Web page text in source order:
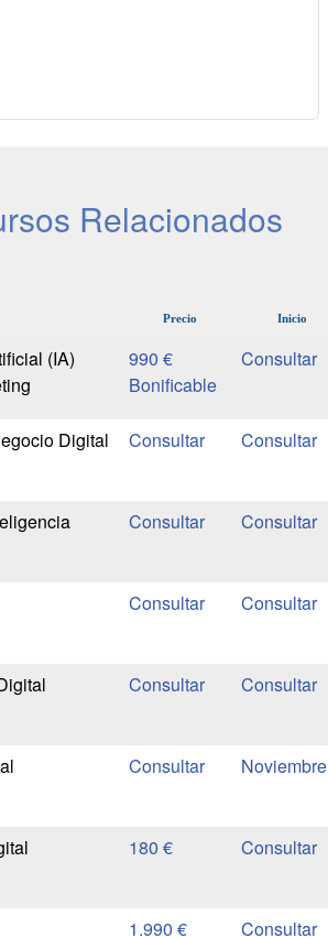
Relacionados
Precio Inicio
(IA)
990 €
Bonificable
Digital
Noviembre
180 €
1.990 €